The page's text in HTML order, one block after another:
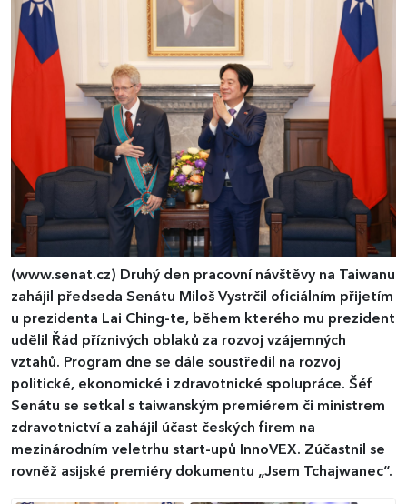
(www.senat.cz) Druhý den pracovní návštěvy na Taiwanu
zahájil předseda Senátu Miloš Vystrčil oficiálním přijetím
u prezidenta Lai Ching-te, během kterého mu prezident
udělil Řád příznivých oblaků za rozvoj vzájemných
vztahů. Program dne se dále soustředil na rozvoj
politické, ekonomické i zdravotnické spolupráce. Šéf
Senátu se setkal s taiwanským premiérem či ministrem
zdravotnictví a zahájil účast českých firem na
mezinárodním veletrhu start-upů InnoVEX. Zúčastnil se
rovněž asijské premiéry dokumentu „Jsem Tchajwanec“.